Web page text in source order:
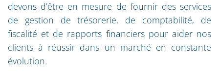
devons d’être en mesure de fournir des services
de gestion de trésorerie, de comptabilité, de
fiscalité et de rapports financiers pour aider nos
clients à réussir dans un marché en constante
évolution.